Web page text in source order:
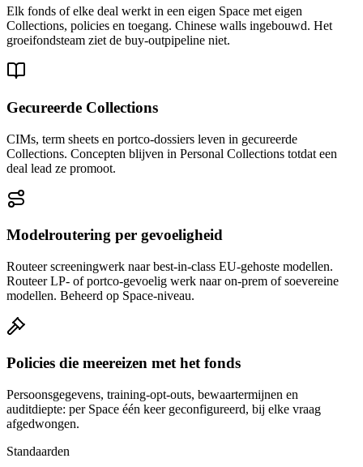
Elk fonds of elke deal werkt in een eigen Space met eigen
Collections, policies en toegang. Chinese walls ingebouwd. Het
groeifondsteam ziet de buy-outpipeline niet.
Gecureerde Collections
CIMs, term sheets en portco-dossiers leven in gecureerde
Collections. Concepten blijven in Personal Collections totdat een
deal lead ze promoot.
Modelroutering per gevoeligheid
Routeer screeningwerk naar best-in-class EU-gehoste modellen.
Routeer LP- of portco-gevoelig werk naar on-prem of soevereine
modellen. Beheerd op Space-niveau.
Policies die meereizen met het fonds
Persoonsgegevens, training-opt-outs, bewaartermijnen en
auditdiepte: per Space één keer geconfigureerd, bij elke vraag
afgedwongen.
Standaarden